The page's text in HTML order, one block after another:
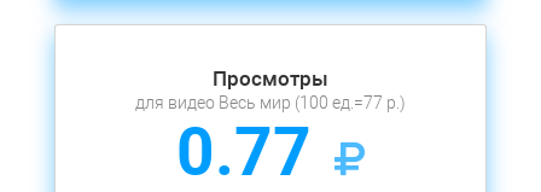
Просмотры
для видео Весь мир (100 ед.=77 р.)
0.77